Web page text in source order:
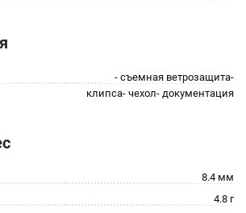
- съемная ветрозащита-
клипса- чехол- документация
8.4 мм
4.8 г